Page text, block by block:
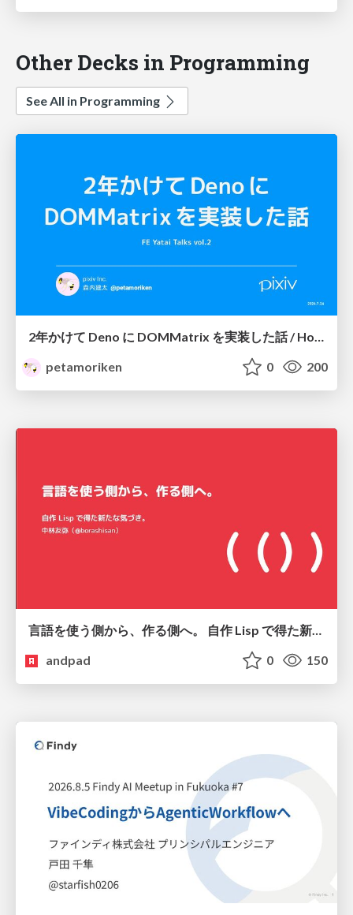
Other Decks in Programming
See All in Programming
petamoriken
0 200
言語を使う側から、作る側へ。 自作 Lisp で得た新たな気づき。
andpad
0 150